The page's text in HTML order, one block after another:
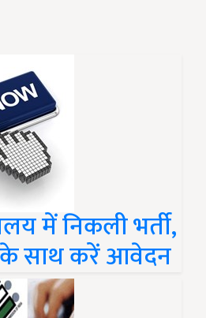
में निकली भर्ती,
के साथ करें आवेदन